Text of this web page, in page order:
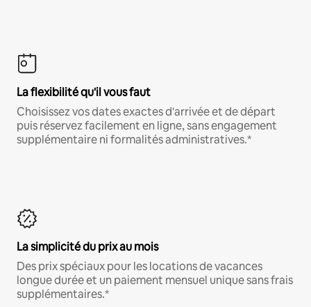
La flexibilité qu'il vous faut
Choisissez vos dates exactes d'arrivée et de départ
puis réservez facilement en ligne, sans engagement
supplémentaire ni formalités administratives.*
La simplicité du prix au mois
Des prix spéciaux pour les locations de vacances
longue durée et un paiement mensuel unique sans frais
supplémentaires.*